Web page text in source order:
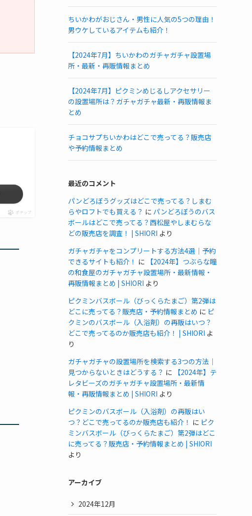
ポチップ
ちいかわがおじさん・男性に人気の5つの理由！
男ウケしているアイテムも紹介！
【2024年7月】ちいかわのガチャガチャ設置場
所・最新・再販情報まとめ
【2024年7月】ピクミンめじるしアクセサリー
の設置場所は？ガチャガチャ最新・再販情報ま
とめ
チョコサプちいかわはどこで売ってる？販売店
や予約情報まとめ
最近のコメント
パンどろぼうグッズはどこで売ってる？しまむ
らやロフトでも買える？ に パンどろぼうのバス
ボールはどこで売ってる？西松屋やしまむらな
どの販売店を調査！ | SHIORI より
ガチャガチャをコンプリートする方法4選｜予約
できるサイトも紹介！ に
【2024年】つぶらな瞳
の和食屋のガチャガチャ設置場所・最新情報・
再販情報まとめ | SHIORI より
ピクミンバスボール（びっくらたまご）第2弾は
どこに売ってる？販売店・予約情報まとめ に ピ
クミンのバスボール（入浴剤）の再販はいつ？
どこで売ってるのか販売店も紹介！ | SHIORI よ
り
ガチャガチャの設置場所を検索する3つの方法｜
見つからないときはどうする？ に
【2024年】テ
レタビーズのガチャガチャ設置場所・最新情
報・再販情報まとめ | SHIORI より
ピクミンのバスボール（入浴剤）の再販はい
つ？どこで売ってるのか販売店も紹介！ に ピク
ミンバスボール（びっくらたまご）第2弾はどこ
に売ってる？販売店・予約情報まとめ | SHIORI
より
アーカイブ
2024年12月